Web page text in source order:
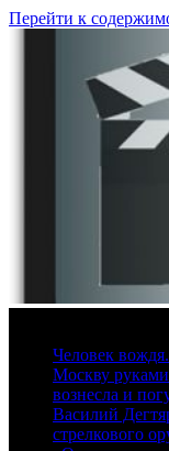
Перейти к
Человек
Москву руками
вознесла и
Василий
стрелкового